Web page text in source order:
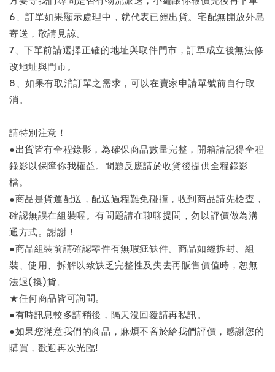
6、訂單如果顯示處理中，就代表已經出貨。宅配無開放外島
寄送，敬請見諒。
7、下單前請選擇正確的地址與取件門市，訂單成立後無法修
改地址與門市。
8、如果有取消訂單之需求，可以在賣家申請單號前自行取
消。
請特別注意！
●出貨皆有全程錄影，為確保商品數量完整，開箱請記得全程
錄影以保障你我權益。問題反應請於收貨後提供全程錄影
檔。
●商品是貨運配送，配送過程難免碰撞，收到商品請先檢查，
確認無誤在組裝喔。有問題請在聊聊提問，勿以評價做為溝
通方式。謝謝！
●商品組裝前請確認零件有無瑕疵缺件。商品如經拆封、組
裝、使用、拆解以致缺乏完整性及失去再販售價值時，恕無
法退(換)貨。
★任何商品皆可詢問。
●有時訊息較多請稍後，隔天沒回覆請再私訊。
●如果您滿意我們的商品，麻煩不吝於給我們評價，感謝您的
購買，歡迎再次光臨!